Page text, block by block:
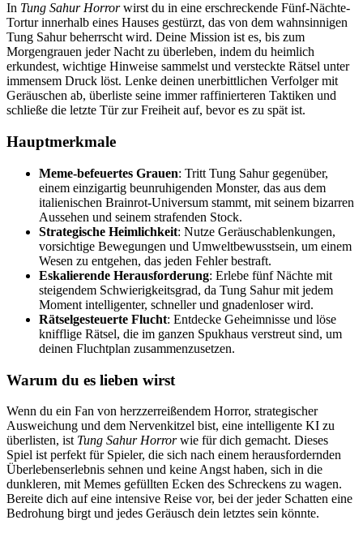
In Tung Sahur Horrorwirst du in eine erschreckende Fünf-Nächte-
Tortur innerhalb eines Hauses gestürzt, das von dem wahnsinnigen
Tung Sahur beherrscht wird. Deine Mission ist es, bis zum
Morgengrauen jeder Nacht zu überleben, indem du heimlich
erkundest, wichtige Hinweise sammelst und versteckte Rätsel unter
immensem Druck löst. Lenke deinen unerbittlichen Verfolger mit
Geräuschen ab, überliste seine immer raffinierteren Taktiken und
schließe die letzte Tür zur Freiheit auf, bevor es zu spät ist.
Hauptmerkmale
Meme-befeuertes Grauen: Tritt Tung Sahur gegenüber,
einem einzigartig beunruhigenden Monster, das aus dem
italienischen Brainrot-Universum stammt, mit seinem bizarren
Aussehen und seinem strafenden Stock.
Strategische Heimlichkeit: Nutze Geräuschablenkungen,
vorsichtige Bewegungen und Umweltbewusstsein, um einem
Wesen zu entgehen, das jeden Fehler bestraft.
Eskalierende Herausforderung: Erlebe fünf Nächte mit
steigendem Schwierigkeitsgrad, da Tung Sahur mit jedem
Moment intelligenter, schneller und gnadenloser wird.
Rätselgesteuerte Flucht: Entdecke Geheimnisse und löse
knifflige Rätsel, die im ganzen Spukhaus verstreut sind, um
deinen Fluchtplan zusammenzusetzen.
Warum du es lieben wirst
Wenn du ein Fan von herzzerreißendem Horror, strategischer
Ausweichung und dem Nervenkitzel bist, eine intelligente KI zu
überlisten, ist Tung Sahur Horrorwie für dich gemacht. Dieses
Spiel ist perfekt für Spieler, die sich nach einem herausfordernden
Überlebenserlebnis sehnen und keine Angst haben, sich in die
dunkleren, mit Memes gefüllten Ecken des Schreckens zu wagen.
Bereite dich auf eine intensive Reise vor, bei der jeder Schatten eine
Bedrohung birgt und jedes Geräusch dein letztes sein könnte.